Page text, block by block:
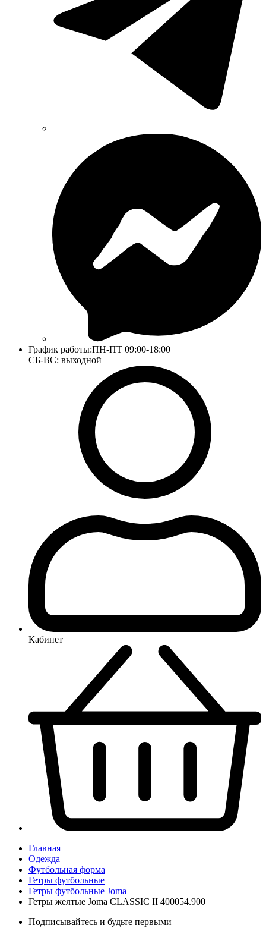
График работы:ПН-ПТ 09:00-18:00
СБ-ВС: выходной
Кабинет
Главная
Одежда
Футбольная форма
Гетры футбольные
Гетры футбольные Joma
Гетры желтые Joma CLASSIC II 400054.900
Подписывайтесь и будьте первыми